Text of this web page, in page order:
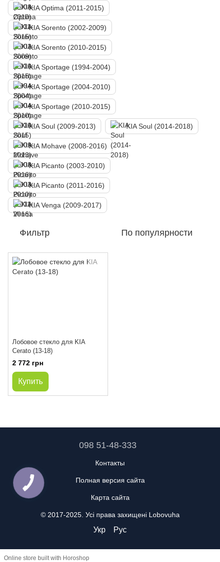
KIA Optima (2011-2015)
KIA Sorento (2002-2009)
KIA Sorento (2010-2015)
KIA Sportage (1994-2004)
KIA Sportage (2004-2010)
KIA Sportage (2010-2015)
KIA Soul (2009-2013) KIA Soul (2014-2018)
KIA Mohave (2008-2016)
KIA Picanto (2003-2010)
KIA Picanto (2011-2016)
KIA Venga (2009-2017)
Фильтр По популярности
Лобовое стекло для KIA
Cerato (13-18)
2 772 грн
Купить
098 51-48-333
Контакты
Полная версия сайта
Карта сайта
© 2017-2025. Усі права захищені Lobovuha
Укр Рус
Online store built with Horoshop